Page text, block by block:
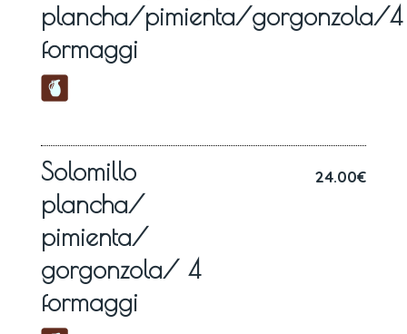
plancha/pimienta/gorgonzola/4
formaggi
Solomillo
plancha/
pimienta/
gorgonzola/ 4
formaggi
24.00€